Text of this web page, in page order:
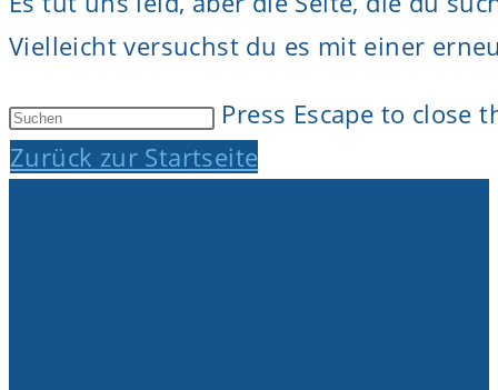
Vielleicht versuchst du es mit einer
Press Escape to close
Zurück zur Startseite